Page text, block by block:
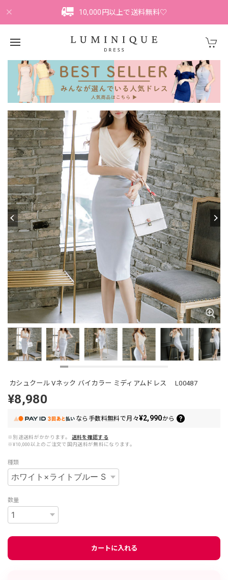
10,000円以上で送料無料♡
カシュクール Vネック バイカラー ミディアムドレス L00487
¥8,980
なら 手数料無料で月々¥2,990から
※別途送料がかかります。
送料を確認する
※¥10,000以上のご注文で国内送料が無料になります。
種類
数量
カートに入れる